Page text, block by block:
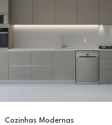
Cozinhas Modernas